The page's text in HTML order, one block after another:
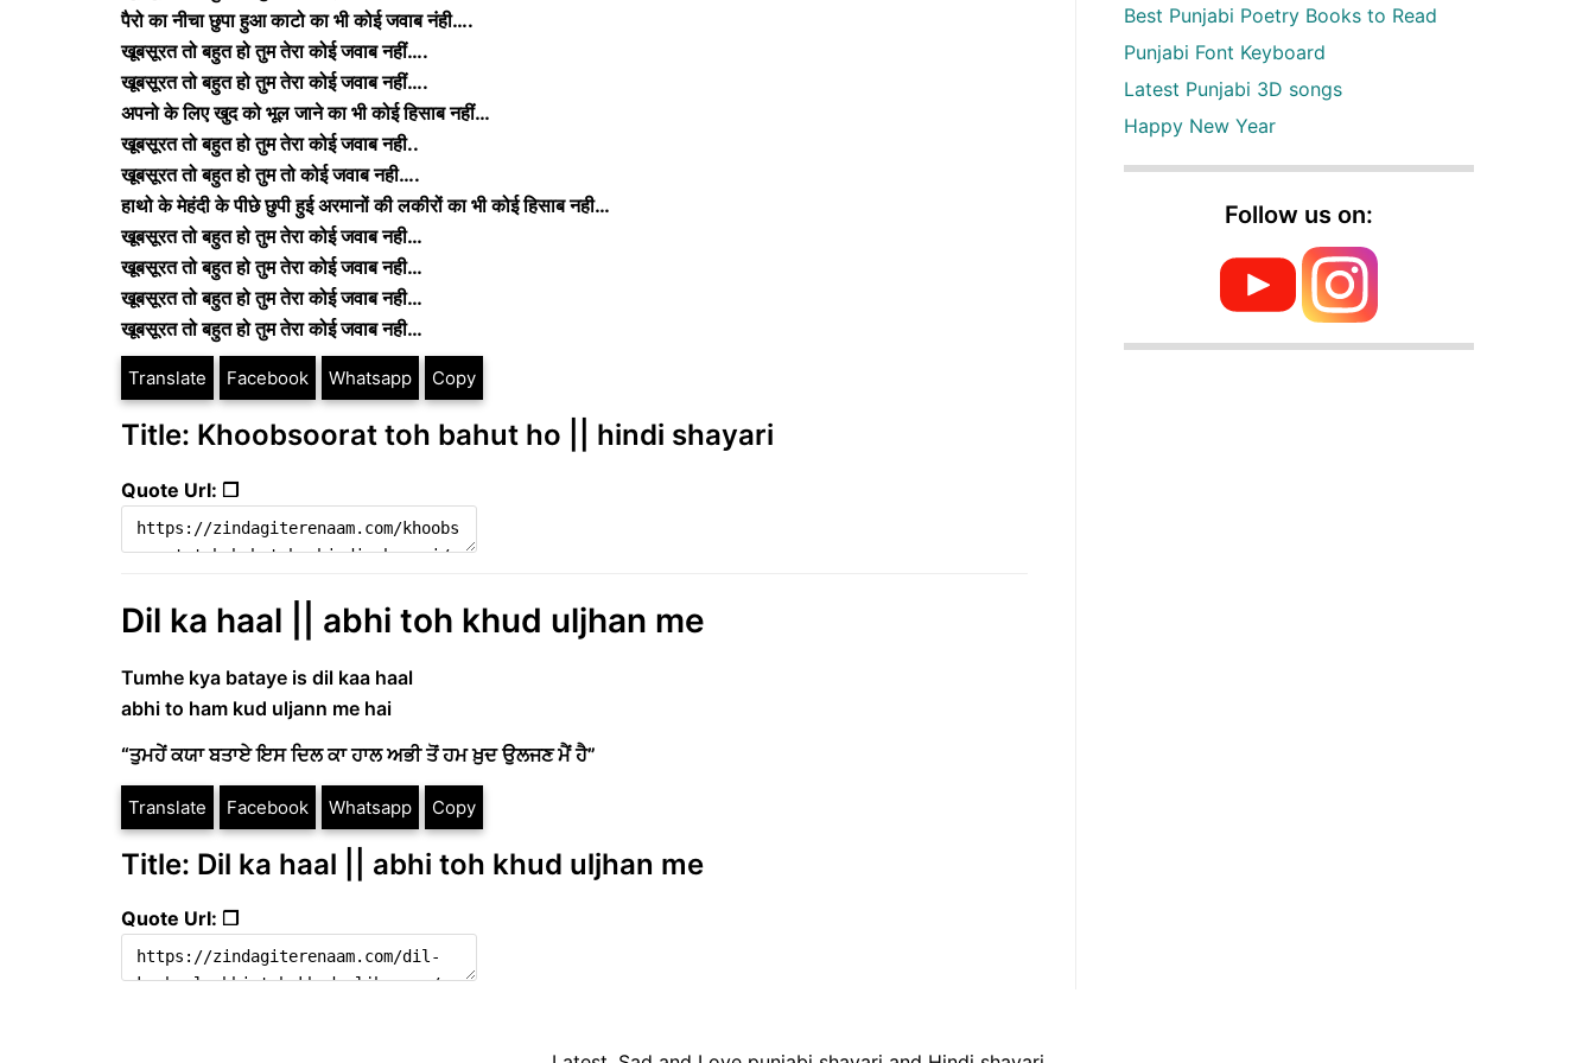
पैरो का नीचा छुपा हुआ काटो का भी कोई जवाब नंही….
खूबसूरत तो बहुत हो तुम तेरा कोई जवाब नहीं….
खूबसूरत तो बहुत हो तुम तेरा कोई जवाब नहीं….
अपनो के लिए खुद को भूल जाने का भी कोई हिसाब नहीं…
खूबसूरत तो बहुत हो तुम तेरा कोई जवाब नही..
खूबसूरत तो बहुत हो तुम तो कोई जवाब नही….
हाथो के मेहंदी के पीछे छुपी हुई अरमानों की लकीरों का भी कोई हिसाब नही…
खूबसूरत तो बहुत हो तुम तेरा कोई जवाब नही…
खूबसूरत तो बहुत हो तुम तेरा कोई जवाब नही…
खूबसूरत तो बहुत हो तुम तेरा कोई जवाब नही…
खूबसूरत तो बहुत हो तुम तेरा कोई जवाब नही…
Translate Facebook Whatsapp Copy
Title: Khoobsoorat toh bahut ho || hindi shayari
Quote Url: ❐
Dil ka haal || abhi toh khud uljhan me
Tumhe kya bataye is dil kaa haal
abhi to ham kud uljann me hai
“ਤੁਮਹੇਂ ਕਯਾ ਬਤਾਏ ਇਸ ਦਿਲ ਕਾ ਹਾਲ ਅਭੀ ਤੋਂ ਹਮ ਖ਼ੁਦ ਉਲਜਣ ਮੈਂ ਹੈ”
Translate Facebook Whatsapp Copy
Title: Dil ka haal || abhi toh khud uljhan me
Quote Url: ❐
Best Punjabi Poetry Books to Read
Punjabi Font Keyboard
Latest Punjabi 3D songs
Happy New Year
Follow us on: